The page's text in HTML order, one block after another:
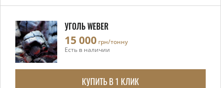
УГОЛЬ WEBER
15 000 грн/тонну
Есть в наличии
КУПИТЬ В 1 КЛИК